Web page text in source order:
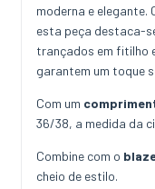
moderna e elegante.
esta peça destaca-
trançados em fitilho
garantem um toque
Com um
36/38, a medida da
Combine com o
cheio de estilo.